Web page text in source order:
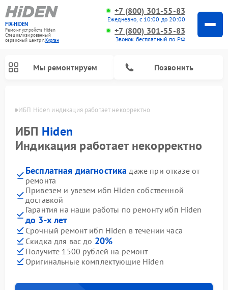
FIX-HIDEN
Ремонт устройств Hiden
Специализированный
cервисный центр г.Курган
+7 (800) 301-55-83
Ежедневно, с 10:00 до 20:00
+7 (800) 301-55-83
Звонок бесплатный по РФ
Мы ремонтируем Позвонить
ИБП Hiden индикация работает некорректно
ИБП Hiden
Индикация работает некорректно
Бесплатная диагностика даже при отказе от
ремонта
Привезем и увезем ибп Hiden собственной
доставкой
Гарантия на наши работы по ремонту ибп Hiden
до 3-х лет
Срочный ремонт ибп Hiden в течении часа
Скидка для вас до 20%
Получите 1500 рублей на ремонт
Оригинальные комплектующие Hiden